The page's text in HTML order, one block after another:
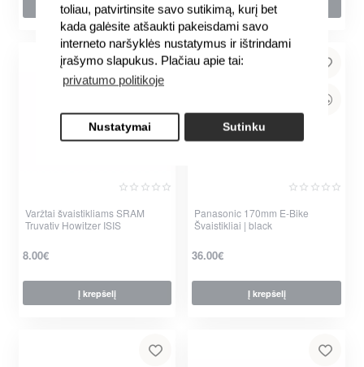
toliau, patvirtinsite savo sutikimą, kurį bet
kada galėsite atšaukti pakeisdami savo
interneto naršyklės nustatymus ir ištrindami
įrašymo slapukus. Plačiau apie tai:
privatumo politikoje
Nustatymai Sutinku
Į krepšelį Į krepšelį
Varžtai švaistikliams SRAM
Truvativ Howitzer ISIS
8.00€
Į krepšelį
Panasonic 170mm E-Bike
Švaistikliai | black
36.00€
Į krepšelį